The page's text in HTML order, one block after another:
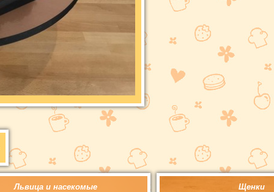
Львица и насекомые Щенки